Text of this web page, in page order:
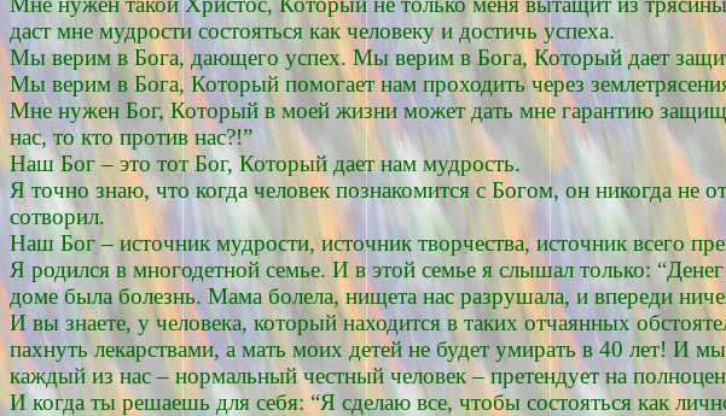
даст мне мудрости состояться как человеку и достичь успеха.
Мы верим в Бога, дающего успех. Мы верим в Бога, Который дает
Мы верим в Бога, Который помогает нам проходить через
Мне нужен Бог, Который в моей жизни может дать мне гарантию
нас, то кто против нас?!”
Наш Бог – это тот Бог, Который дает нам мудрость.
Я точно знаю, что когда человек познакомится с Богом, он никогда не
сотворил.
Наш Бог – источник мудрости, источник творчества, источник всего
Я родился в многодетной семье. И в этой семье я слышал только:
доме была болезнь. Мама болела, нищета нас разрушала, и впереди
И вы знаете, у человека, который находится в таких отчаянных
пахнуть лекарствами, а мать моих детей не будет умирать в 40 лет! И
каждый из нас – нормальный честный человек – претендует на
И когда ты решаешь для себя: “Я сделаю все, чтобы состояться как